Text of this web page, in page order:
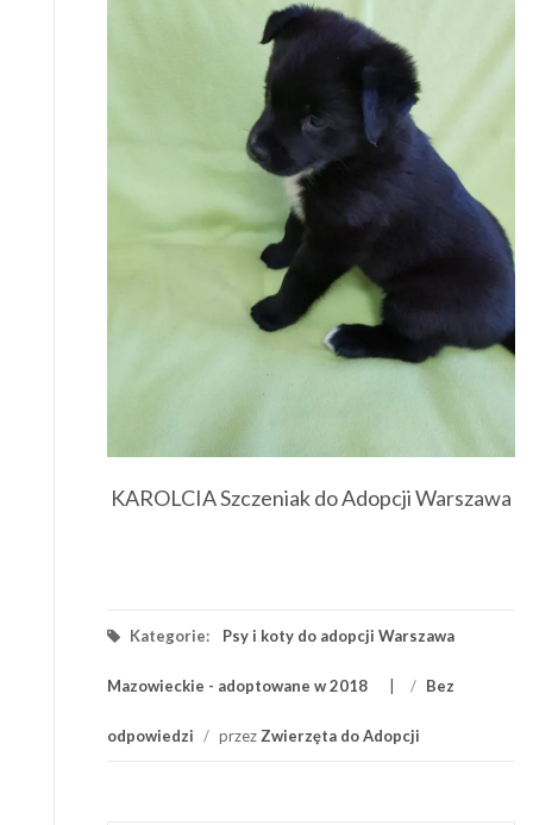
KAROLCIA Szczeniak do Adopcji Warszawa
Kategorie: Psy i koty do adopcji Warszawa
Mazowieckie - adoptowane w 2018 / Bez
odpowiedzi / przez Zwierzęta do Adopcji